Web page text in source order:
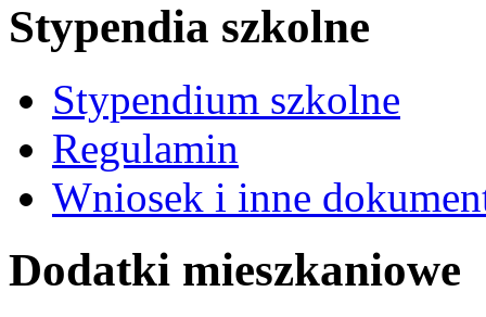
Stypendia szkolne
Stypendium szkolne
Regulamin
Wniosek i inne
Dodatki mieszkaniowe